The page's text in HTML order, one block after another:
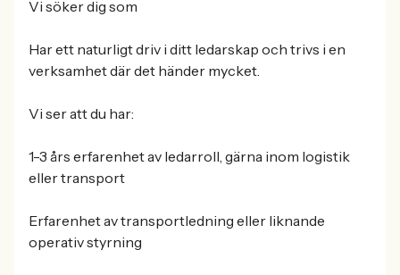
Vi söker dig som
Har ett naturligt driv i ditt ledarskap och trivs i en
verksamhet där det händer mycket.
Vi ser att du har:
1-3 års erfarenhet av ledarroll, gärna inom logistik
eller transport
Erfarenhet av transportledning eller liknande
operativ styrning